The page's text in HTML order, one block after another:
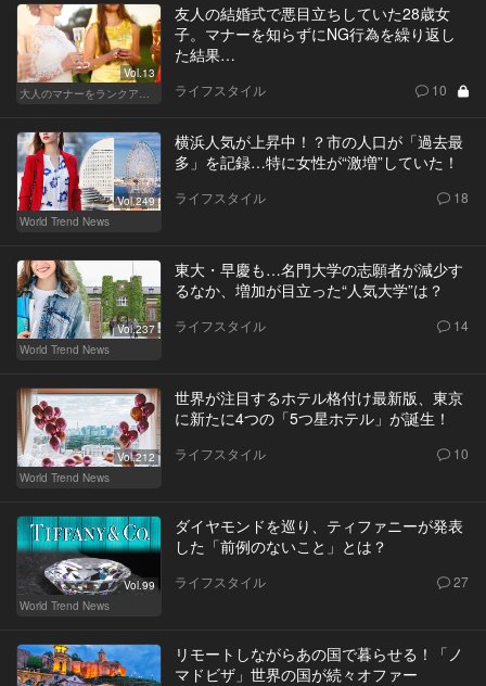
Vol.13
大人のマナーをランクアップせよ
友人の結婚式で悪目立ちしていた28歳女
子。マナーを知らずにNG行為を繰り返し
た結果…
ライフスタイル 10
Vol.249
World Trend News
横浜人気が上昇中！？市の人口が「過去最
多」を記録…特に女性が“激増”していた！
ライフスタイル 18
Vol.237
World Trend News
東大・早慶も…名門大学の志願者が減少す
るなか、増加が目立った“人気大学”は？
ライフスタイル 14
Vol.212
World Trend News
世界が注目するホテル格付け最新版、東京
に新たに4つの「5つ星ホテル」が誕生！
ライフスタイル 10
Vol.99
World Trend News
ダイヤモンドを巡り、ティファニーが発表
した「前例のないこと」とは？
ライフスタイル 27
リモートしながらあの国で暮らせる！「ノ
マドビザ」世界の国が続々オファー